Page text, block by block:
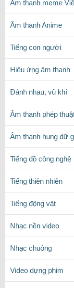
Âm thanh meme
Âm thanh Anime
Tiếng con người
Hiệu ứng âm thanh
Đánh nhau, vũ khí
Âm thanh phép
Âm thanh hung dữ
Tiếng đồ công nghệ
Tiếng thiên nhiên
Tiếng động vật
Nhạc nền video
Nhạc chuông
Video dựng phim